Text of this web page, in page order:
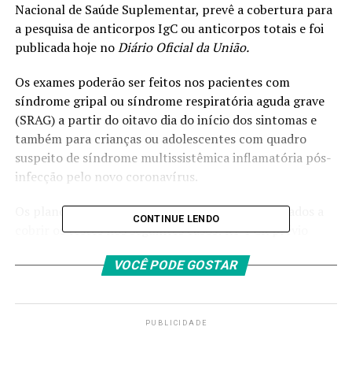
Nacional de Saúde Suplementar, prevê a cobertura para
a pesquisa de anticorpos IgC ou anticorpos totais e foi
publicada hoje noDiário Oficial da União.
Os exames poderão ser feitos nos pacientes com
síndrome gripal ou síndrome respiratória aguda grave
(SRAG) a partir do oitavo dia do início dos sintomas e
também para crianças ou adolescentes com quadro
suspeito de síndrome multissistêmica inflamatória pós-
infecção pelo novo coronavírus.
Os planos de saúde, no entanto, não estão obrigados a
cobrir os testes nos seguintes casos: RT-PCR prévio
realizado o teste sorológico, com resultado positivo;
resultado negativo, há menos de uma semana; para
testes rápidos; pacientes cuja prescrição tem finalidade
CONTINUE LENDO
VOCÊ PODE GOSTAR
PUBLICIDADE